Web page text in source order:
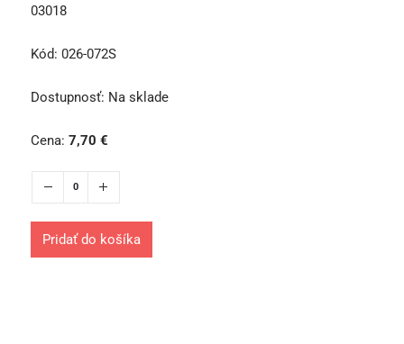
03018
Kód: 026-072S
Dostupnosť: Na sklade
Cena: 7,70 €
Pridať do košíka